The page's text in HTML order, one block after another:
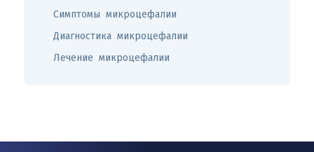
Симптомы микроцефалии
Диагностика микроцефалии
Лечение микроцефалии